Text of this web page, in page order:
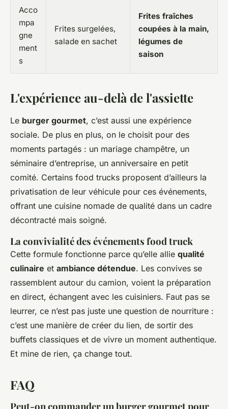
Acco
mpa
gne
ment
s
Frites surgelées,
salade en sachet
Frites fraîches
coupées à la main,
légumes de
saison
L'expérience au-delà de l'assiette
Le burger gourmet, c’est aussi une expérience
sociale. De plus en plus, on le choisit pour des
moments partagés : un mariage champêtre, un
séminaire d’entreprise, un anniversaire en petit
comité. Certains food trucks proposent d’ailleurs la
privatisation de leur véhicule pour ces événements,
offrant une cuisine nomade de qualité dans un cadre
décontracté mais soigné.
La convivialité des événements food truck
Cette formule fonctionne parce qu’elle allie qualité
culinaire et ambiance détendue. Les convives se
rassemblent autour du camion, voient la préparation
en direct, échangent avec les cuisiniers. Faut pas se
leurrer, ce n’est pas juste une question de nourriture :
c’est une manière de créer du lien, de sortir des
buffets classiques et de vivre un moment authentique.
Et mine de rien, ça change tout.
FAQ
Peut-on commander un burger gourmet pour